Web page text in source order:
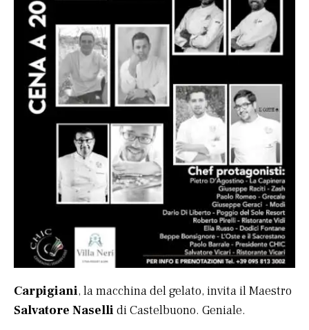
Carpigiani, la macchina del gelato, invita il Maestro
Salvatore Naselli di Castelbuono. Geniale.